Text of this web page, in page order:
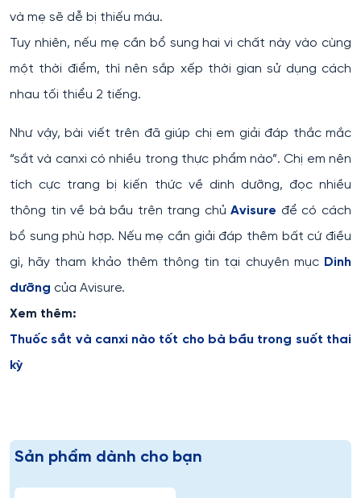
và mẹ sẽ dễ bị thiếu máu.
Tuy nhiên, nếu mẹ cần bổ sung hai vi chất này vào cùng
một thời điểm, thì nên sắp xếp thời gian sử dụng cách
nhau tối thiểu 2 tiếng.
Như vậy, bài viết trên đã giúp chị em giải đáp thắc mắc
“sắt và canxi có nhiều trong thực phẩm nào”. Chị em nên
tích cực trang bị kiến thức về dinh dưỡng, đọc nhiều
thông tin về bà bầu trên trang chủAvisure để có cách
bổ sung phù hợp. Nếu mẹ cần giải đáp thêm bất cứ điều
gì, hãy tham khảo thêm thông tin tại chuyên mục Dinh
dưỡng của Avisure.
Xem thêm:
Thuốc sắt và canxi nào tốt cho bà bầu trong suốt thai
kỳ
Sản phẩm dành cho bạn